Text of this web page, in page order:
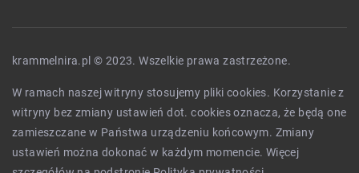
krammelnira.pl © 2023. Wszelkie prawa zastrzeżone.
W ramach naszej witryny stosujemy pliki cookies. Korzystanie z
witryny bez zmiany ustawień dot. cookies oznacza, że będą one
zamieszczane w Państwa urządzeniu końcowym. Zmiany
ustawień można dokonać w każdym momencie. Więcej